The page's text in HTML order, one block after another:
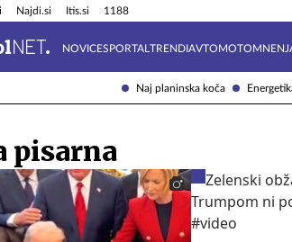
Naj planinska koča
Najdi.si Itis.si 1188
NOVICESPORTAL TRENDIAVTOMOTO
Tehnik
pisarna